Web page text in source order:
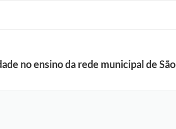
no ensino da rede municipal de São